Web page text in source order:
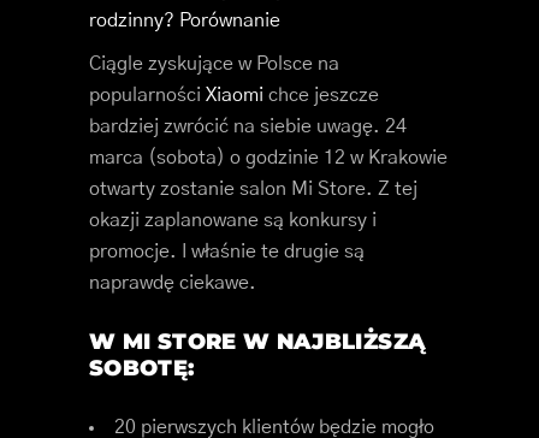
rodzinny? Porównanie
Ciągle zyskujące w Polsce na
popularności Xiaomi chce jeszcze
bardziej zwrócić na siebie uwagę. 24
marca (sobota) o godzinie 12 w Krakowie
otwarty zostanie salon Mi Store. Z tej
okazji zaplanowane są konkursy i
promocje. I właśnie te drugie są
naprawdę ciekawe.
W MI STORE W NAJBLIŻSZĄ
SOBOTĘ:
20 pierwszych klientów będzie mogło